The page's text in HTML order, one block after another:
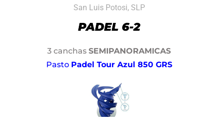
San Luis Potosi, SLP
3 canchas SEMIPANORAMICAS
Pasto Padel Tour Azul 850 GRS